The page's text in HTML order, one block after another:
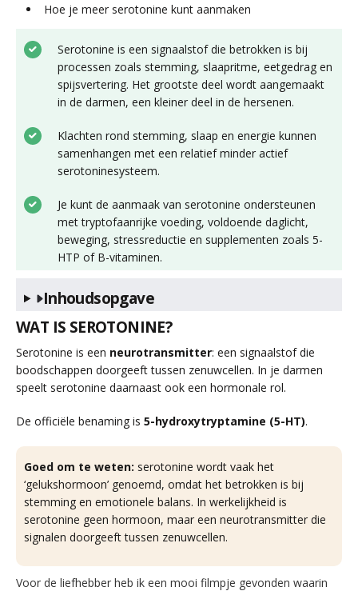
Hoe je meer serotonine kunt aanmaken
Serotonine is een signaalstof die betrokken is bij
processen zoals stemming, slaapritme, eetgedrag en
spijsvertering. Het grootste deel wordt aangemaakt
in de darmen, een kleiner deel in de hersenen.
Klachten rond stemming, slaap en energie kunnen
samenhangen met een relatief minder actief
serotoninesysteem.
Je kunt de aanmaak van serotonine ondersteunen
met tryptofaanrijke voeding, voldoende daglicht,
beweging, stressreductie en supplementen zoals 5-
HTP of B-vitaminen.
Inhoudsopgave
WAT IS SEROTONINE?
Serotonine is een neurotransmitter: een signaalstof die
boodschappen doorgeeft tussen zenuwcellen. In je darmen
speelt serotonine daarnaast ook een hormonale rol.
De officiële benaming is 5-hydroxytryptamine (5-HT).
Goed om te weten: serotonine wordt vaak het
‘gelukshormoon’ genoemd, omdat het betrokken is bij
stemming en emotionele balans. In werkelijkheid is
serotonine geen hormoon, maar een neurotransmitter die
signalen doorgeeft tussen zenuwcellen.
Voor de liefhebber heb ik een mooi filmpje gevonden waarin